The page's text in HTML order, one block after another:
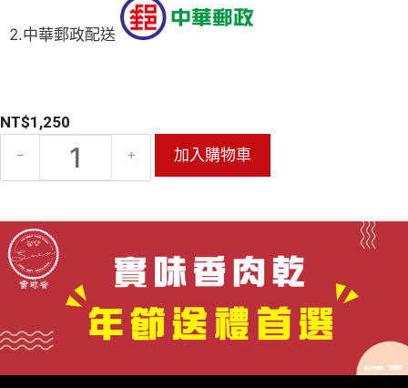
2.中華郵政配送
NT$1,250
−
+ 加入購物車